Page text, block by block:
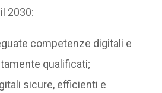
2030:
competenze digitali e
qualificati;
sicure, efficienti e